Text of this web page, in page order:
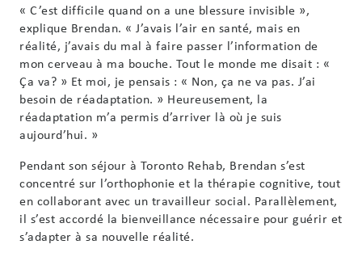
« C’est difficile quand on a une blessure invisible »,
explique Brendan. « J’avais l’air en santé, mais en
réalité, j’avais du mal à faire passer l’information de
mon cerveau à ma bouche. Tout le monde me disait : «
Ça va? » Et moi, je pensais : « Non, ça ne va pas. J’ai
besoin de réadaptation. » Heureusement, la
réadaptation m’a permis d’arriver là où je suis
aujourd’hui. »
Pendant son séjour à Toronto Rehab, Brendan s’est
concentré sur l’orthophonie et la thérapie cognitive, tout
en collaborant avec un travailleur social. Parallèlement,
il s’est accordé la bienveillance nécessaire pour guérir et
s’adapter à sa nouvelle réalité.